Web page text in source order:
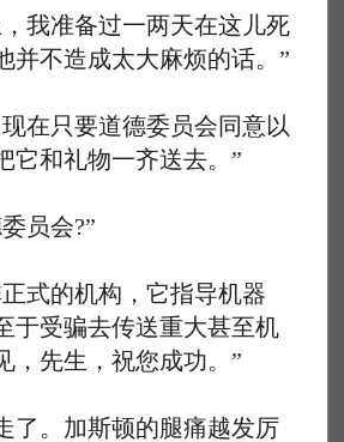
准备过一两天在这儿死
并不造成太大麻烦的话。”
只要道德委员会同意以
它和礼物一齐送去。”
员会?”
的机构，它指导机器
于受骗去传送重大甚至机
，先生，祝您成功。”
。加斯顿的腿痛越发厉